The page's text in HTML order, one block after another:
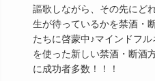
謳歌しながら、その先にど
生が待っているかを禁酒・
たちに啓蒙中♪マインドフ
を使った新しい禁酒・断酒
に成功者多数！！！